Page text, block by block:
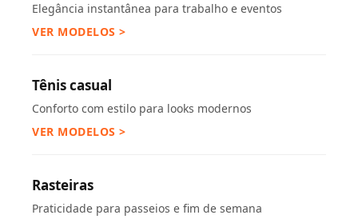
Elegância instantânea para trabalho e eventos
VER MODELOS >
Tênis casual
Conforto com estilo para looks modernos
VER MODELOS >
Rasteiras
Praticidade para passeios e fim de semana